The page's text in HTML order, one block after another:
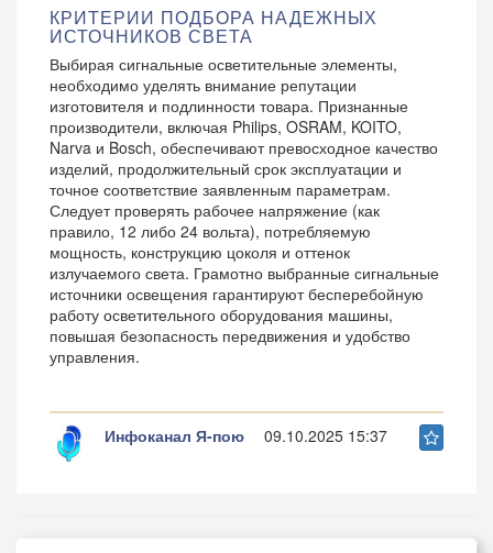
КРИТЕРИИ ПОДБОРА НАДЕЖНЫХ
ИСТОЧНИКОВ СВЕТА
Выбирая сигнальные осветительные элементы,
необходимо уделять внимание репутации
изготовителя и подлинности товара. Признанные
производители, включая Philips, OSRAM, KOITO,
Narva и Bosch, обеспечивают превосходное качество
изделий, продолжительный срок эксплуатации и
точное соответствие заявленным параметрам.
Следует проверять рабочее напряжение (как
правило, 12 либо 24 вольта), потребляемую
мощность, конструкцию цоколя и оттенок
излучаемого света. Грамотно выбранные сигнальные
источники освещения гарантируют бесперебойную
работу осветительного оборудования машины,
повышая безопасность передвижения и удобство
управления.
Инфоканал Я-пою 09.10.2025 15:37